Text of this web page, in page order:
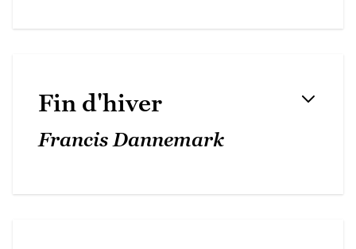
Fin d'hiver
Francis Dannemark